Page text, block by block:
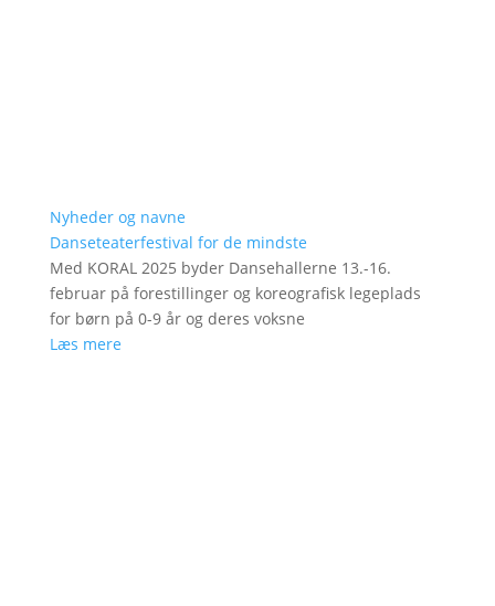
Nyheder og navne
Danseteaterfestival for de mindste
Med KORAL 2025 byder Dansehallerne 13.-16.
februar på forestillinger og koreografisk legeplads
for børn på 0-9 år og deres voksne
Læs mere